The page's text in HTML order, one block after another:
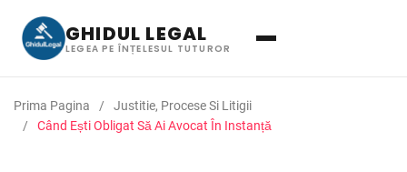
GHIDUL LEGAL
LEGEA PE ÎNȚELESUL TUTUROR
Prima Pagina
Justitie, Procese Si Litigii
Când Ești Obligat Să Ai Avocat În Instanță